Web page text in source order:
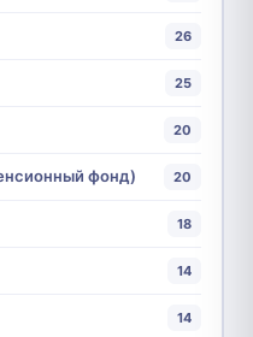
26
25
20
фонд) 20
18
14
14